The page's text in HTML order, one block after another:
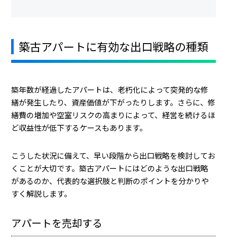
築古アパートに有効な出口戦略の種類
築年数が経過したアパートは、老朽化によって突発的な修
繕が発生したり、資産価値が下がったりします。さらに、修
繕費の増加や空室リスクの高まりによって、経営を続けるほ
ど収益性が低下するケースもあります。
こうした状況に備えて、早い段階から出口戦略を検討してお
くことが大切です。築古アパートにはどのような出口戦略
があるのか、代表的な選択肢と判断のポイントを分かりや
すく解説します。
アパートを売却する